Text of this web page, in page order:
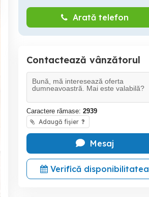
Arată telefon
Contactează vânzătorul
Caractere rămase: 2939
Adaugă fișier ?
Mesaj
Verifică disponibilitatea